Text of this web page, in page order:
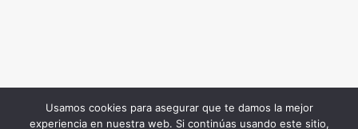
Usamos cookies para asegurar que te damos la mejor
experiencia en nuestra web. Si continúas usando este sitio,